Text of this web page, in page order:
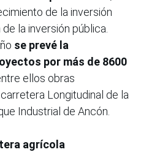
de la inversión
la inversión pública.
se prevé la
por más de 8600
ellos obras
Longitudinal de la
Industrial de Ancón.
agrícola